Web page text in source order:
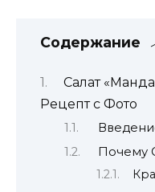
Содержание
Салат
Рецепт с Фото
Почему